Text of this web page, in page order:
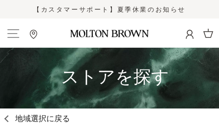
slideshow
【カスタマーサポート】夏季休業のお知らせ
Site navigation
ストアを探す
地域選択に戻る